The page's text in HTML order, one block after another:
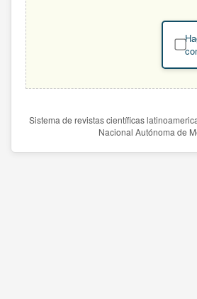
Sistema de revistas científicas
Nacional Autónoma de